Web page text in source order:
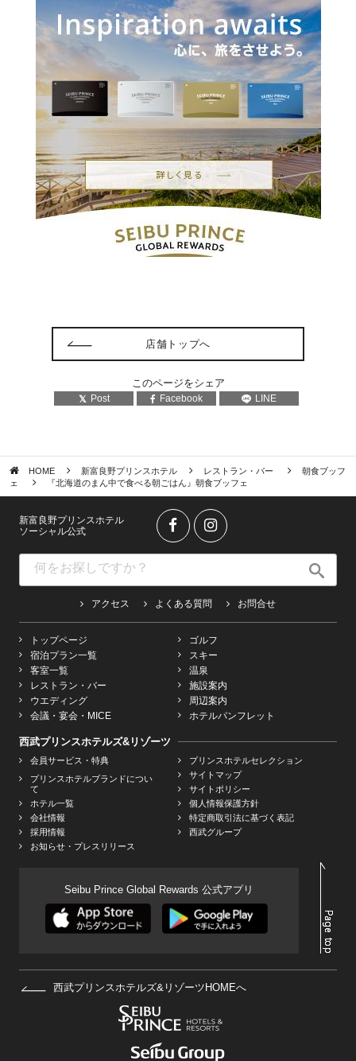
店舗トップへ
このページをシェア
Post Facebook LINE
HOME 新富良野プリンスホテル レストラン・バー
朝食ブッフ
ェ
『北海道のまん中で食べる朝ごはん』朝食ブッフェ
新富良野プリンスホテル
ソーシャル公式
アクセス よくある質問 お問合せ
トップページ
宿泊プラン一覧
客室一覧
レストラン・バー
ウエディング
会議・宴会・MICE
ゴルフ
スキー
温泉
施設案内
周辺案内
ホテルパンフレット
西武プリンスホテルズ&リゾーツ
会員サービス・特典
プリンスホテルブランドについ
て
ホテル一覧
会社情報
採用情報
お知らせ・プレスリリース
プリンスホテルセレクション
サイトマップ
サイトポリシー
個人情報保護方針
特定商取引法に基づく表記
西武グループ
Seibu Prince Global Rewards 公式アプリ
西武プリンスホテルズ&リゾーツHOMEへ